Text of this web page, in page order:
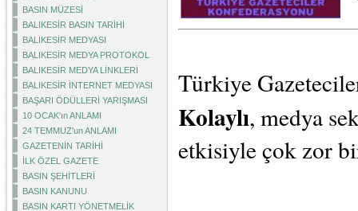
BASIN MÜZESİ
BALIKESİR BASIN TARİHİ
BALIKESİR MEDYASI
BALIKESİR MEDYA PROTOKOL
BALIKESİR MEDYA LİNKLERİ
BALIKESİR İNTERNET MEDYASI
BAŞARI ÖDÜLLERİ YARIŞMASI
10 OCAK'ın ANLAMI
24 TEMMUZ'un ANLAMI
GAZETENİN TARİHİ
İLK ÖZEL GAZETE
BASIN ŞEHİTLERİ
BASIN KANUNU
BASIN KARTI YÖNETMELİK
Türkiye
Kolaylı, medya
etkisiyle çok zor